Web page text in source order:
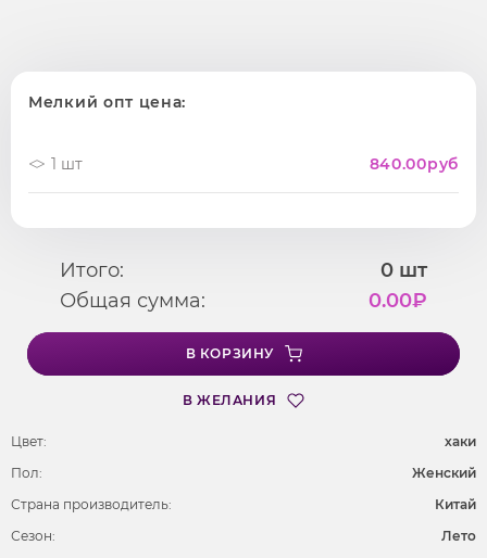
Мелкий опт цена:
1 шт 840.00руб
Итого: 0 шт
Общая сумма:
0.00₽
В КОРЗИНУ
В ЖЕЛАНИЯ
Цвет:
хаки
Пол:
Женский
Страна производитель:
Китай
Сезон:
Лето